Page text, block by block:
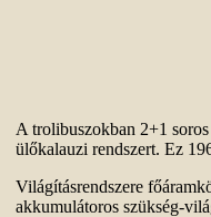
A trolibuszokban 2+1
ülőkalauzi rendszert. Ez
Világításrendszere
akkumulátoros szükség-